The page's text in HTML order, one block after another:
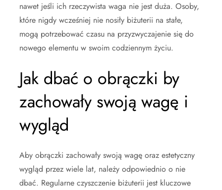
nawet jeśli ich rzeczywista waga nie jest duża. Osoby,
które nigdy wcześniej nie nosiły biżuterii na stałe,
mogą potrzebować czasu na przyzwyczajenie się do
nowego elementu w swoim codziennym życiu.
Jak dbać o obrączki by
zachowały swoją wagę i
wygląd
Aby obrączki zachowały swoją wagę oraz estetyczny
wygląd przez wiele lat, należy odpowiednio o nie
dbać. Regularne czyszczenie biżuterii jest kluczowe